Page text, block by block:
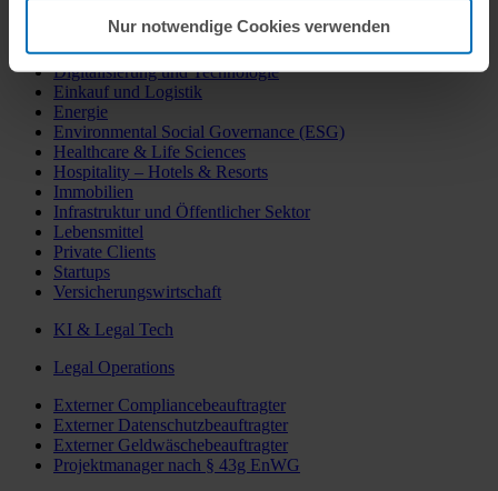
Nur notwendige Cookies verwenden
Compliance
Defence & Security
Digitalisierung und Technologie
Einkauf und Logistik
Energie
Environmental Social Governance (ESG)
Healthcare & Life Sciences
Hospitality – Hotels & Resorts
Immobilien
Infrastruktur und Öffentlicher Sektor
Lebensmittel
Private Clients
Startups
Versicherungswirtschaft
KI & Legal Tech
Legal Operations
Externer Compliancebeauftragter
Externer Datenschutzbeauftragter
Externer Geldwäschebeauftragter
Projektmanager nach § 43g EnWG